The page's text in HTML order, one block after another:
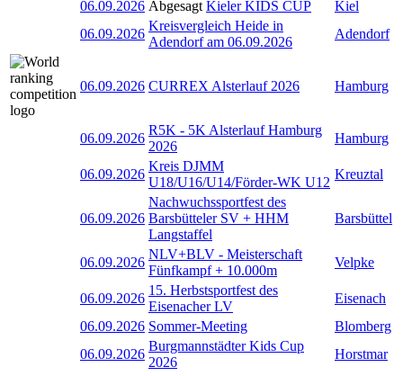
06.09.2026 Abgesagt Kieler KIDS CUP
Kiel
06.09.2026
Kreisvergleich Heide in
Adendorf am 06.09.2026
Adendorf
06.09.2026 CURREX Alsterlauf 2026 Hamburg
06.09.2026
R5K - 5K Alsterlauf Hamburg
2026
Hamburg
06.09.2026
Kreis DJMM
U18/U16/U14/Förder-WK U12
Kreuztal
06.09.2026
Nachwuchssportfest des
Barsbütteler SV + HHM
Langstaffel
Barsbüttel
06.09.2026
NLV+BLV - Meisterschaft
Fünfkampf + 10.000m
Velpke
06.09.2026
15. Herbstsportfest des
Eisenacher LV
Eisenach
06.09.2026 Sommer-Meeting
Blomberg
06.09.2026
Burgmannstädter Kids Cup
2026
Horstmar